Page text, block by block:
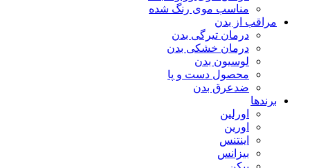
مناسب موی رنگ شده
مراقب از بدن
درمان تیرگی بدن
درمان خشکی بدن
لوسیون بدن
محصول دست و پا
ضدعرق بدن
برندها
اورلین
اورین
اینتنس
بیزانس